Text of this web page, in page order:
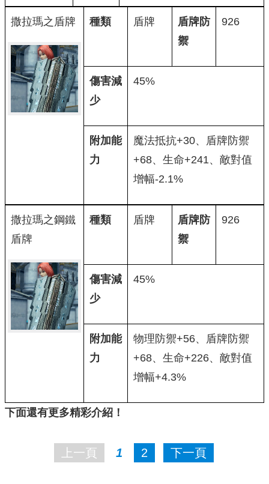
撒拉瑪之盾牌 種類 盾牌
盾牌防
禦
926
傷害減
少
45%
附加能
力
魔法抵抗+30、盾牌防禦
+68、生命+241、敵對值
增幅-2.1%
撒拉瑪之鋼鐵
盾牌
種類 盾牌
盾牌防
禦
926
傷害減
少
45%
附加能
力
物理防禦+56、盾牌防禦
+68、生命+226、敵對值
增幅+4.3%
下面還有更多精彩介紹！
上一頁 1 2 下一頁